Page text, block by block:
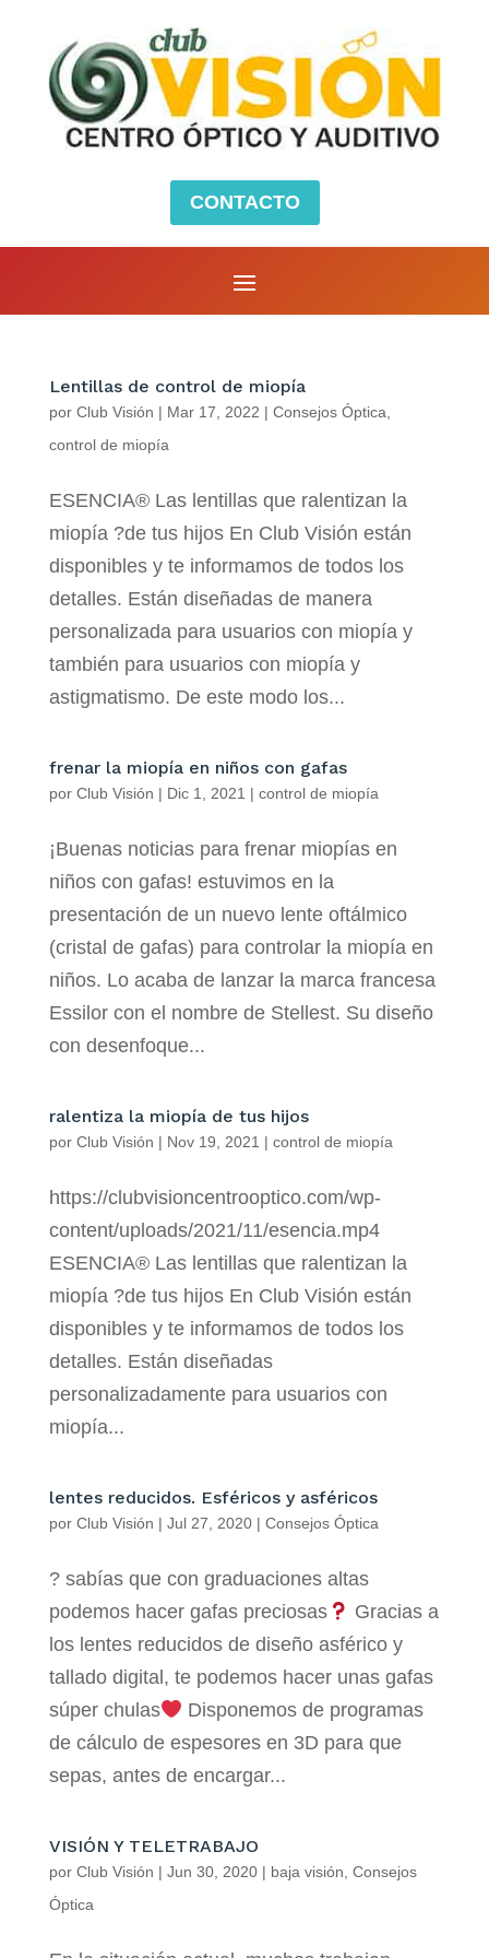
CONTACTO
Lentillas de control de miopía
por Club Visión | Mar 17, 2022 | Consejos Óptica
control de miopía
ESENCIA® Las lentillas que ralentizan la
miopía ?de tus hijos En Club Visión están
disponibles y te informamos de todos los
detalles. Están diseñadas de manera
personalizada para usuarios con miopía y
también para usuarios con miopía y
astigmatismo. De este modo los...
frenar la miopía en niños con gafas
por Club Visión | Dic 1, 2021 | control de miopía
¡Buenas noticias para frenar miopías en
niños con gafas! estuvimos en la
presentación de un nuevo lente oftálmico
(cristal de gafas) para controlar la miopía en
niños. Lo acaba de lanzar la marca francesa
Essilor con el nombre de Stellest. Su diseño
con desenfoque...
ralentiza la miopía de tus hijos
por Club Visión | Nov 19, 2021 | control de miopía
https://clubvisioncentrooptico.com/wp-
content/uploads/2021/11/esencia.mp4
ESENCIA® Las lentillas que ralentizan la
miopía ?de tus hijos En Club Visión están
disponibles y te informamos de todos los
detalles. Están diseñadas
personalizadamente para usuarios con
miopía...
lentes reducidos. Esféricos y asféricos
por Club Visión | Jul 27, 2020| Consejos Óptica
? sabías que con graduaciones altas
podemos hacer gafas preciosas
Gracias a
los lentes reducidos de diseño asférico y
tallado digital, te podemos hacer unas gafas
súper chulas
Disponemos de programas
de cálculo de espesores en 3D para que
sepas, antes de encargar...
VISIÓN Y TELETRABAJO
por Club Visión | Jun 30, 2020| baja visión Consejos
Óptica